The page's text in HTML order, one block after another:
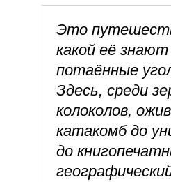
Это
какой её
потаённые
Здесь, среди
колоколов,
катакомб до
до